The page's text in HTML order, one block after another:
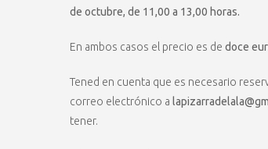
de octubre, de 11,00 a 13,00 horas.
En ambos casos el precio es de doce
Tened en cuenta que es necesario
correo electrónico a
tener.